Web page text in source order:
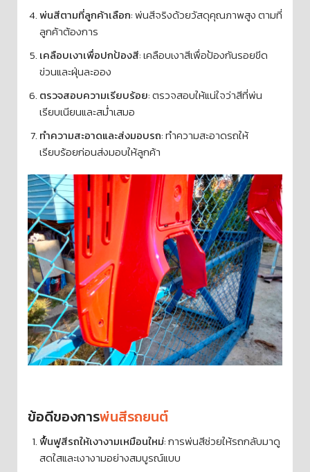
พ่นสีตามที่ลูกค้าเลือก: พ่นสีจริงด้วยวัสดุคุณภาพสูง ตามที่
ลูกค้าต้องการ
เคลือบเงาเพื่อปกป้องสี: เคลือบเงาสีเพื่อป้องกันรอยขีด
ข่วนและฝุ่นละออง
ตรวจสอบความเรียบร้อย: ตรวจสอบให้แน่ใจว่าสีที่พ่น
เรียบเนียนและสม่ำเสมอ
ทำความสะอาดและส่งมอบรถ: ทำความสะอาดรถให้
เรียบร้อยก่อนส่งมอบให้ลูกค้า
ข้อดีของการพ่นสีรถยนต์
ฟื้นฟูสีรถให้เงางามเหมือนใหม่: การพ่นสีช่วยให้รถกลับมาดู
สดใสและเงางามอย่างสมบูรณ์แบบ